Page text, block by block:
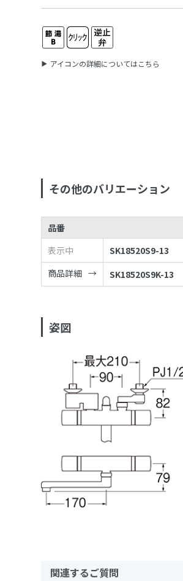
アイコンの詳細についてはこちら
その他のバリエーション
品番
表示中
SK18520S9-13
商品詳細
SK18520S9K-13
姿図
関連するご質問